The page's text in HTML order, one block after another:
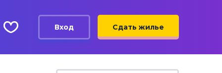
Вход Сдать жилье